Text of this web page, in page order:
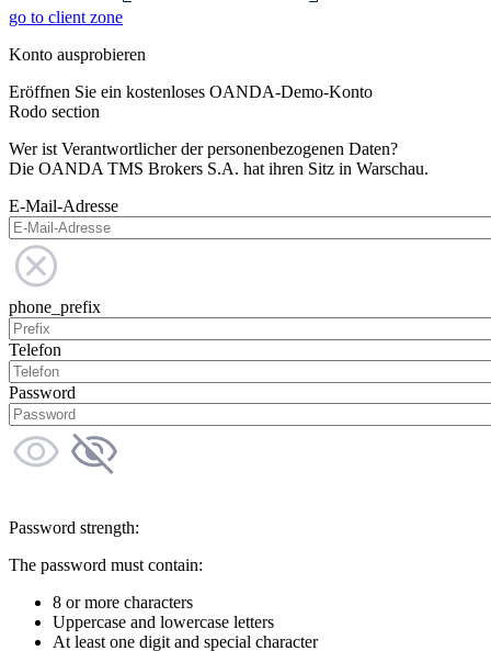
go to client zone
Konto ausprobieren
Eröffnen Sie ein kostenloses OANDA-Demo-Konto
Rodo section
Wer ist Verantwortlicher der personenbezogenen Daten?
Die OANDA TMS Brokers S.A. hat ihren Sitz in Warschau.
E-Mail-Adresse
phone_prefix
Telefon
Password
Password strength:
The password must contain:
8 or more characters
Uppercase and lowercase letters
At least one digit and special character